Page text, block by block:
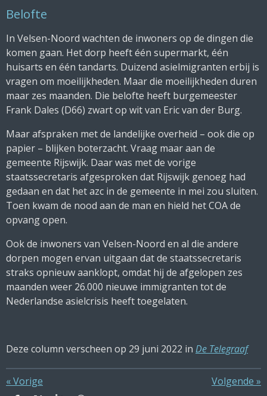
Belofte
In Velsen-Noord wachten de inwoners op de dingen die
komen gaan. Het dorp heeft één supermarkt, één
huisarts en één tandarts. Duizend asielmigranten erbij is
vragen om moeilijkheden. Maar die moeilijkheden duren
maar zes maanden. Die belofte heeft burgemeester
Frank Dales (D66) zwart op wit van Eric van der Burg.
Maar afspraken met de landelijke overheid – ook die op
papier – blijken boterzacht. Vraag maar aan de
gemeente Rijswijk. Daar was met de vorige
staatssecretaris afgesproken dat Rijswijk genoeg had
gedaan en dat het azc in de gemeente in mei zou sluiten.
Toen kwam de nood aan de man en hield het COA de
opvang open.
Ook de inwoners van Velsen-Noord en al die andere
dorpen mogen ervan uitgaan dat de staatssecretaris
straks opnieuw aanklopt, omdat hij de afgelopen zes
maanden weer 26.000 nieuwe immigranten tot de
Nederlandse asielcrisis heeft toegelaten.
Deze column verscheen op 29 juni 2022 in De Telegraaf
«Vorige Volgende »